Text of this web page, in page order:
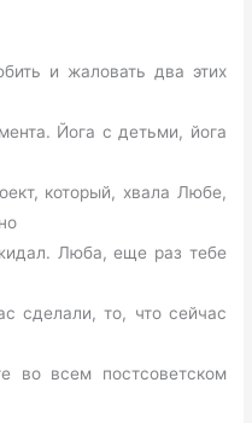
и жаловать два этих
Йога с детьми, йога
который, хвала Любе,
Люба, еще раз тебе
сделали, то, что сейчас
во всем постсоветском